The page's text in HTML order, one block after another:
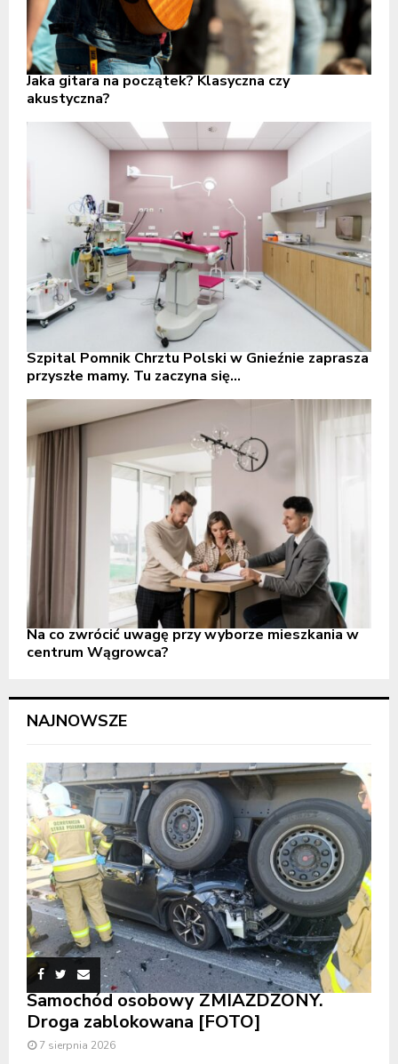
Jaka gitara na początek? Klasyczna czy
akustyczna?
Szpital Pomnik Chrztu Polski w Gnieźnie zaprasza
przyszłe mamy. Tu zaczyna się...
Na co zwrócić uwagę przy wyborze mieszkania w
centrum Wągrowca?
NAJNOWSZE
Samochód osobowy ZMIAŻDŻONY.
Droga zablokowana [FOTO]
7 sierpnia 2026